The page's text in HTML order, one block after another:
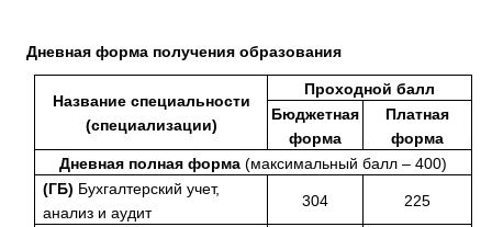
Дневная форма получения образования
Название специальности
(специализации)
Проходной балл
Бюджетная
форма
Платная
форма
Дневная полная форма (максимальный балл – 400)
(ГБ) Бухгалтерский учет,
анализ и аудит
304 225